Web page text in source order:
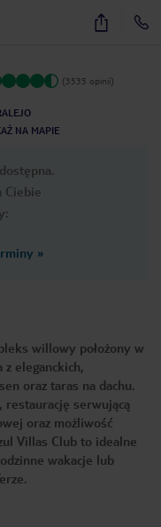
16
(3535 opinii)
NA MAPIE
Ciebie
»
willowy położony w
eleganckich,
oraz taras na dachu.
serwującą
oraz możliwość
Villas Club to idealne
wakacje lub